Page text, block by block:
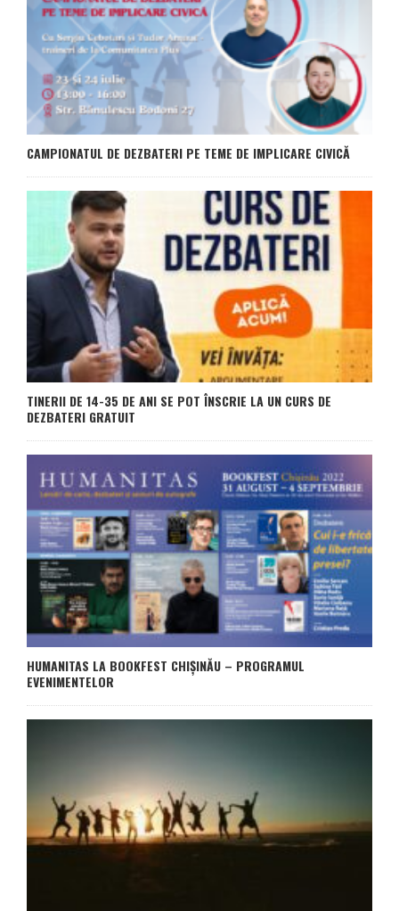
CAMPIONATUL DE DEZBATERI PE TEME DE IMPLICARE CIVICĂ
TINERII DE 14-35 DE ANI SE POT ÎNSCRIE LA UN CURS DE
DEZBATERI GRATUIT
HUMANITAS LA BOOKFEST CHIȘINĂU – PROGRAMUL
EVENIMENTELOR